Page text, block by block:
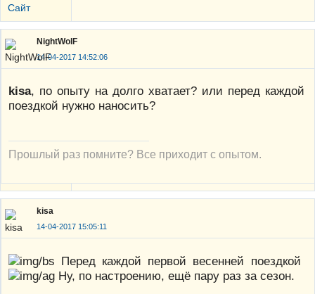
Сайт
NightWolF
14-04-2017 14:52:06
kisa, по опыту на долго хватает? или перед каждой
поездкой нужно наносить?
Прошлый раз помните? Все приходит с опытом.
kisa
14-04-2017 15:05:11
Перед каждой первой весенней поездкой
Ну, по настроению, ещё пару раз за сезон.